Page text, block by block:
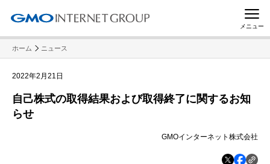
メニュー
ホーム ニュース
2022年2月21日
自己株式の取得結果および取得終了に関するお知
らせ
GMOインターネット株式会社